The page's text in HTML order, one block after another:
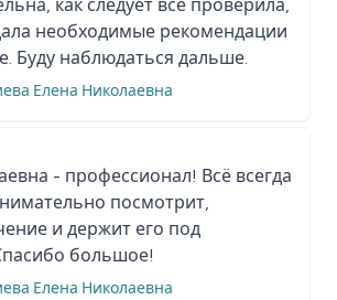
как следует всё проверила,
необходимые рекомендации
Буду наблюдаться дальше.
Елена Николаевна
- профессионал! Всё всегда
посмотрит,
и держит его под
большое!
Елена Николаевна